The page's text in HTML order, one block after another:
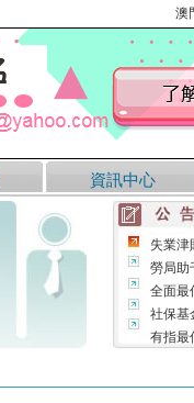
澳
資訊中心
失業津
勞局助
全面最
社保基
有指最